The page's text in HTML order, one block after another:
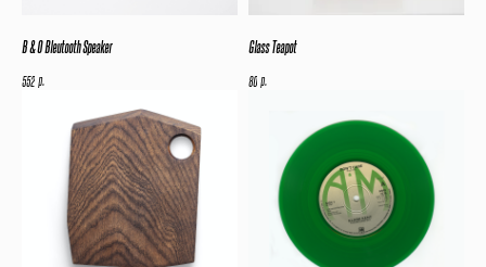
B & O Bleutooth Speaker
552 р.
Glass Teapot
80 р.